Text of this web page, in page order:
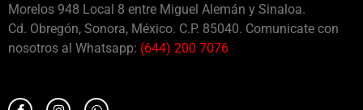
Morelos 948 Local 8 entre Miguel Alemán y Sinaloa.
Cd. Obregón, Sonora, México. C.P. 85040. Comunicate con
nosotros al Whatsapp: (644) 200 7076